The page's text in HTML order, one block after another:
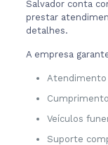
Salvador conta
prestar
detalhes.
A empresa
Atendimento
Veículos
Suporte